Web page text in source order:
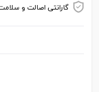
گارانتی اصالت و